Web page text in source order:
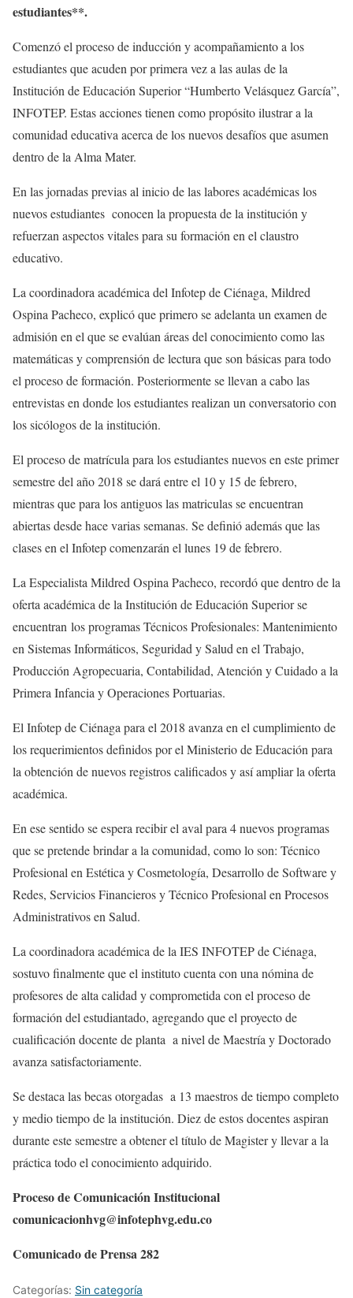
estudiantes**.
Comenzó el proceso de inducción y acompañamiento a los
estudiantes que acuden por primera vez a las aulas de la
Institución de Educación Superior “Humberto Velásquez García”,
INFOTEP. Estas acciones tienen como propósito ilustrar a la
comunidad educativa acerca de los nuevos desafíos que asumen
dentro de la Alma Mater.
En las jornadas previas al inicio de las labores académicas los
nuevos estudiantes conocen la propuesta de la institución y
refuerzan aspectos vitales para su formación en el claustro
educativo.
La coordinadora académica del Infotep de Ciénaga, Mildred
Ospina Pacheco, explicó que primero se adelanta un examen de
admisión en el que se evalúan áreas del conocimiento como las
matemáticas y comprensión de lectura que son básicas para todo
el proceso de formación. Posteriormente se llevan a cabo las
entrevistas en donde los estudiantes realizan un conversatorio con
los sicólogos de la institución.
El proceso de matrícula para los estudiantes nuevos en este primer
semestre del año 2018 se dará entre el 10 y 15 de febrero,
mientras que para los antiguos las matriculas se encuentran
abiertas desde hace varias semanas. Se definió además que las
clases en el Infotep comenzarán el lunes 19 de febrero.
La Especialista Mildred Ospina Pacheco, recordó que dentro de la
oferta académica de la Institución de Educación Superior se
encuentran los programas Técnicos Profesionales: Mantenimiento
en Sistemas Informáticos, Seguridad y Salud en el Trabajo,
Producción Agropecuaria, Contabilidad, Atención y Cuidado a la
Primera Infancia y Operaciones Portuarias.
El Infotep de Ciénaga para el 2018 avanza en el cumplimiento de
los requerimientos definidos por el Ministerio de Educación para
la obtención de nuevos registros calificados y así ampliar la oferta
académica.
En ese sentido se espera recibir el aval para 4 nuevos programas
que se pretende brindar a la comunidad, como lo son: Técnico
Profesional en Estética y Cosmetología, Desarrollo de Software y
Redes, Servicios Financieros y Técnico Profesional en Procesos
Administrativos en Salud.
La coordinadora académica de la IES INFOTEP de Ciénaga,
sostuvo finalmente que el instituto cuenta con una nómina de
profesores de alta calidad y comprometida con el proceso de
formación del estudiantado, agregando que el proyecto de
cualificación docente de planta a nivel de Maestría y Doctorado
avanza satisfactoriamente.
Se destaca las becas otorgadas a 13 maestros de tiempo completo
y medio tiempo de la institución. Diez de estos docentes aspiran
durante este semestre a obtener el título de Magister y llevar a la
práctica todo el conocimiento adquirido.
Proceso de Comunicación Institucional
comunicacionhvg@infotephvg.edu.co
Comunicado de Prensa 282
Categorías: Sin categoría